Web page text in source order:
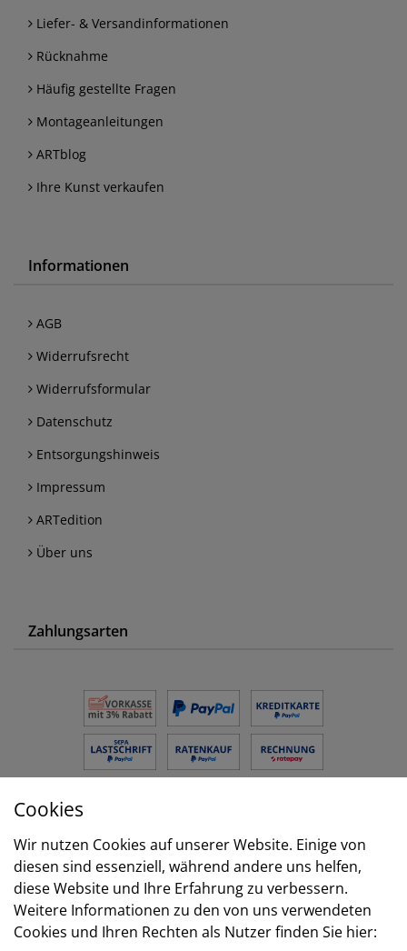
Liefer- & Versandinformationen
Rücknahme
Häufig gestellte Fragen
Montageanleitungen
ARTblog
Ihre Kunst verkaufen
Informationen
AGB
Widerrufsrecht
Widerrufsformular
Datenschutz
Entsorgungshinweis
Impressum
ARTedition
Über uns
Zahlungsarten
Versand
Cookies
Wir nutzen Cookies auf unserer Website. Einige von
diesen sind essenziell, während andere uns helfen,
diese Website und Ihre Erfahrung zu verbessern.
Weitere Informationen zu den von uns verwendeten
Cookies und Ihren Rechten als Nutzer finden Sie hier: